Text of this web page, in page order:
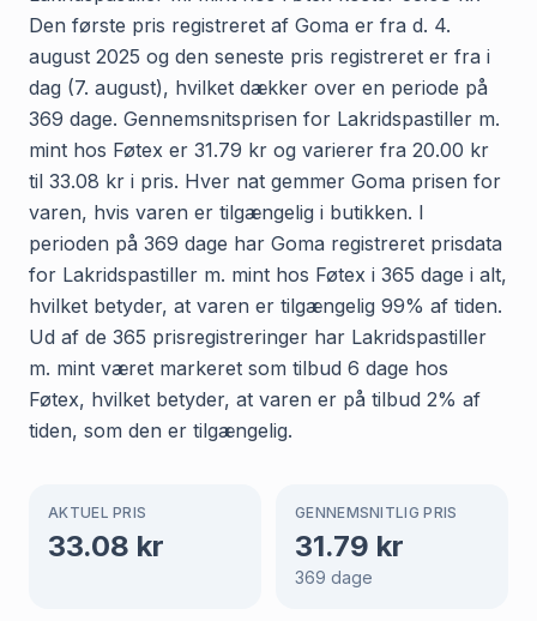
Den første pris registreret af Goma er fra d. 4.
august 2025 og den seneste pris registreret er fra i
dag (7. august), hvilket dækker over en periode på
369 dage. Gennemsnitsprisen for Lakridspastiller m.
mint hos Føtex er 31.79 kr og varierer fra 20.00 kr
til 33.08 kr i pris. Hver nat gemmer Goma prisen for
varen, hvis varen er tilgængelig i butikken. I
perioden på 369 dage har Goma registreret prisdata
for Lakridspastiller m. mint hos Føtex i 365 dage i alt,
hvilket betyder, at varen er tilgængelig 99% af tiden.
Ud af de 365 prisregistreringer har Lakridspastiller
m. mint været markeret som tilbud 6 dage hos
Føtex, hvilket betyder, at varen er på tilbud 2% af
tiden, som den er tilgængelig.
AKTUEL PRIS
33.08 kr
GENNEMSNITLIG PRIS
31.79 kr
369 dage